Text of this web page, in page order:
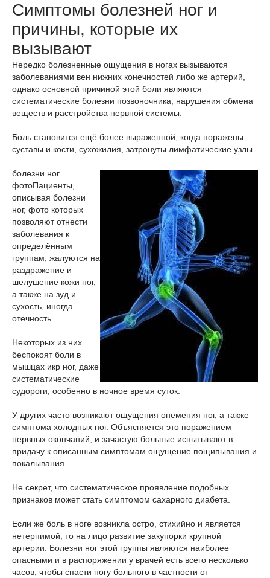
Симптомы болезней ног и
причины, которые их
вызывают
Нередко болезненные ощущения в ногах вызываются
заболеваниями вен нижних конечностей либо же артерий,
однако основной причиной этой боли являются
систематические болезни позвоночника, нарушения обмена
веществ и расстройства нервной системы.
Боль становится ещё более выраженной, когда поражены
суставы и кости, сухожилия, затронуты лимфатические узлы.
болезни ног
фотоПациенты,
описывая болезни
ног, фото которых
позволяют отнести
заболевания к
определённым
группам, жалуются на
раздражение и
шелушение кожи ног,
а также на зуд и
сухость, иногда
отёчность.
Некоторых из них
беспокоят боли в
мышцах икр ног, даже
систематические
судороги, особенно в ночное время суток.
У других часто возникают ощущения онемения ног, а также
симптома холодных ног. Объясняется это поражением
нервных окончаний, и зачастую больные испытывают в
придачу к описанным симптомам ощущение пощипывания и
покалывания.
Не секрет, что систематическое проявление подобных
признаков может стать симптомом сахарного диабета.
Если же боль в ноге возникла остро, стихийно и является
нетерпимой, то на лицо развитие закупорки крупной
артерии. Болезни ног этой группы являются наиболее
опасными и в распоряжении у врачей есть всего несколько
часов, чтобы спасти ногу больного в частности от